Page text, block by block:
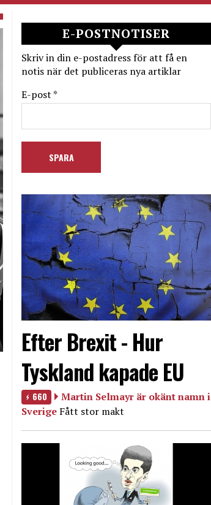
E-POSTNOTISER
Skriv in din e-postadress för att få en
notis när det publiceras nya artiklar
E-post *
Efter Brexit - Hur
Tyskland kapade EU
660
Martin Selmayr är okänt namn i
Sverige Fått stor makt